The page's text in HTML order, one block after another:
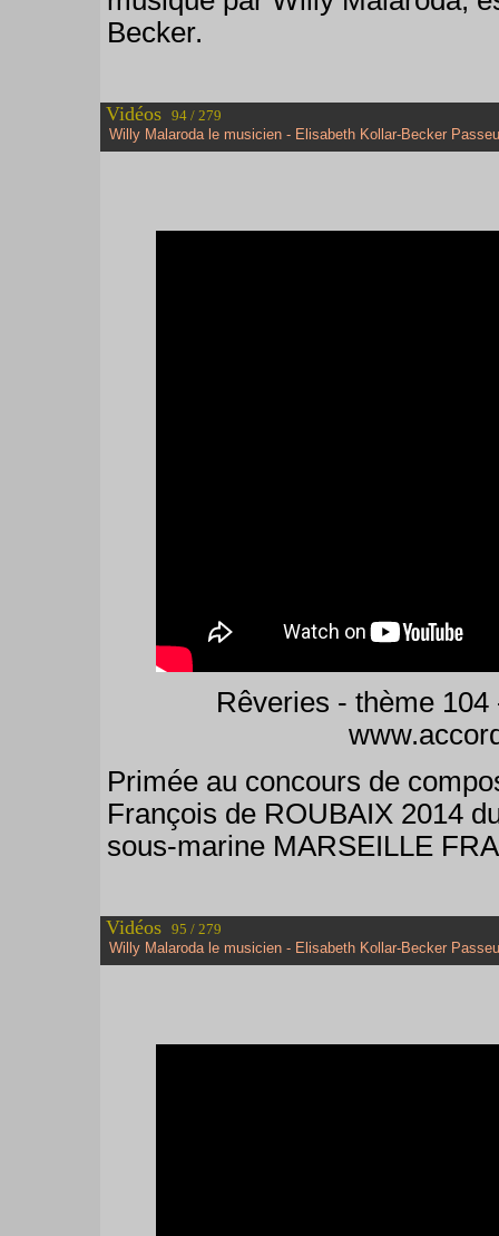
Becker.
Vidéos 94 / 279
Willy Malaroda le musicien - Elisabeth Kollar-Becker
Rêveries - thème
Primée au concours de
François de ROUBAIX 2014
sous-marine MARSEILLE
Vidéos 95 / 279
Willy Malaroda le musicien - Elisabeth Kollar-Becker